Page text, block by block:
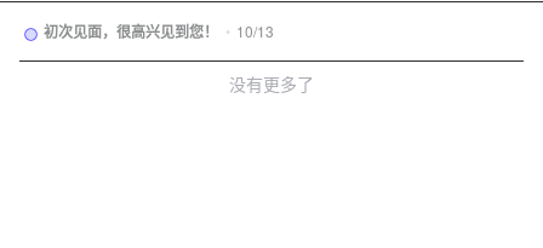
初次见面，很高兴见到您！ • 10/13
没有更多了